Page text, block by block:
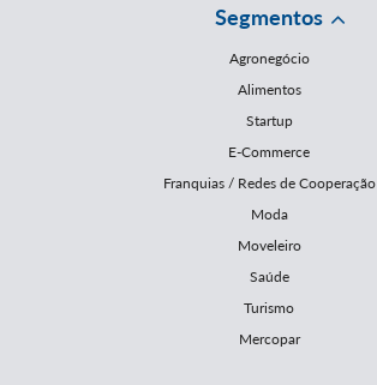
Segmentos
Agronegócio
Alimentos
Startup
E-Commerce
Franquias / Redes de Cooperação
Moda
Moveleiro
Saúde
Turismo
Mercopar